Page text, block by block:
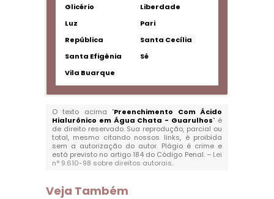
Glicério
Liberdade
Luz
Pari
República
Santa Cecília
Santa Efigênia
Sé
Vila Buarque
O texto acima "Preenchimento Com Ácido
Hialurônico em Água Chata - Guarulhos" é
de direito reservado. Sua reprodução, parcial ou
total, mesmo citando nossos links, é proibida
sem a autorização do autor. Plágio é crime e
está previsto no artigo 184 do Código Penal. – Lei
n° 9.610-98 sobre direitos autorais.
Veja Também